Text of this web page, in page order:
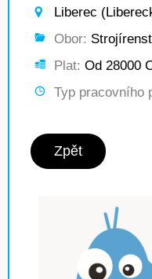
Liberec
Obor:
Plat: Od 28000
Typ pracovního
Zpět